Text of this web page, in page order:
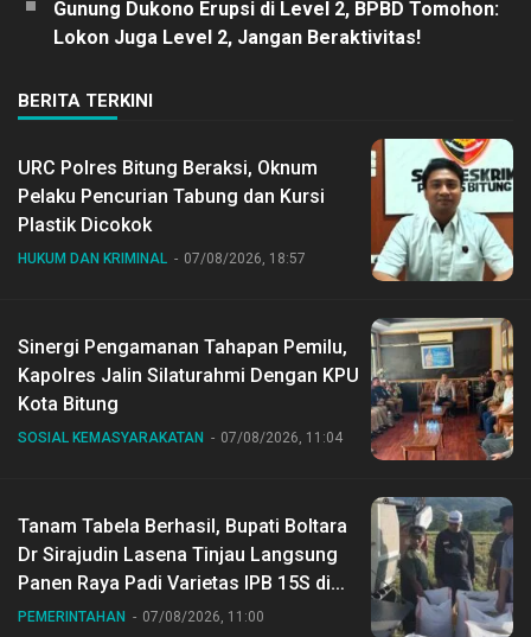
Gunung Dukono Erupsi di Level 2, BPBD Tomohon:
Lokon Juga Level 2, Jangan Beraktivitas!
BERITA TERKINI
URC Polres Bitung Beraksi, Oknum
Pelaku Pencurian Tabung dan Kursi
Plastik Dicokok
HUKUM DAN KRIMINAL 07/08/2026, 18:57
Sinergi Pengamanan Tahapan Pemilu,
Kapolres Jalin Silaturahmi Dengan KPU
Kota Bitung
SOSIAL KEMASYARAKATAN 07/08/2026, 11:04
Tanam Tabela Berhasil, Bupati Boltara
Dr Sirajudin Lasena Tinjau Langsung
Panen Raya Padi Varietas IPB 15S di
Desa Gihang
PEMERINTAHAN 07/08/2026, 11:00